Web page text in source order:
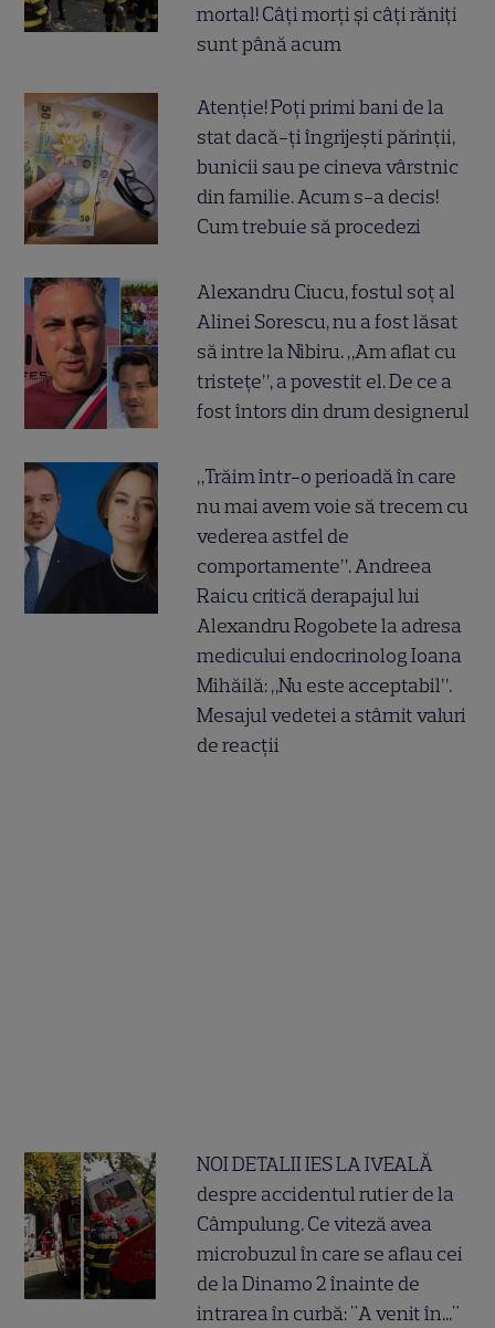
mortal! Câți morți și câți răniți
sunt până acum
Atenție! Poți primi bani de la
stat dacă-ți îngrijești părinții,
bunicii sau pe cineva vârstnic
din familie. Acum s-a decis!
Cum trebuie să procedezi
Alexandru Ciucu, fostul soț al
Alinei Sorescu, nu a fost lăsat
să intre la Nibiru. „Am aflat cu
tristețe”, a povestit el. De ce a
fost întors din drum designerul
„Trăim într-o perioadă în care
nu mai avem voie să trecem cu
vederea astfel de
comportamente”. Andreea
Raicu critică derapajul lui
Alexandru Rogobete la adresa
medicului endocrinolog Ioana
Mihăilă: „Nu este acceptabil”.
Mesajul vedetei a stârnit valuri
de reacții
NOI DETALII IES LA IVEALĂ
despre accidentul rutier de la
Câmpulung. Ce viteză avea
microbuzul în care se aflau cei
de la Dinamo 2 înainte de
intrarea în curbă: "A venit în..."